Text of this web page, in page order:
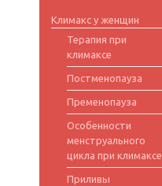
Климакс у женщин
Терапия при
климаксе
Постменопауза
Пременопауза
Особенности
менструального
цикла при климаксе
Приливы